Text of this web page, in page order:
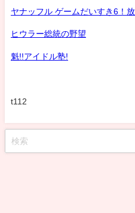
ヤナッフル ゲームだいすき6！
ヒウラー総統の野望
魁!!アイドル塾!
t112